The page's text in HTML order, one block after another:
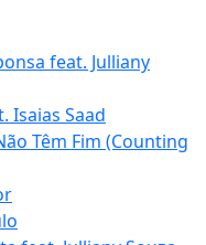
feat. Julliany
Isaias Saad
Têm Fim (Counting